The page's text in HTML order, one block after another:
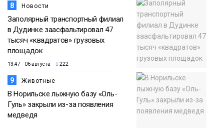
8 Новости
Заполярный транспортный филиал
в Дудинке заасфальтировал 47
тысяч «квадратов» грузовых
площадок
13:47 06 августа 222
9 Животные
В Норильске лыжную базу «Оль-
Гуль» закрыли из-за появления
медведя